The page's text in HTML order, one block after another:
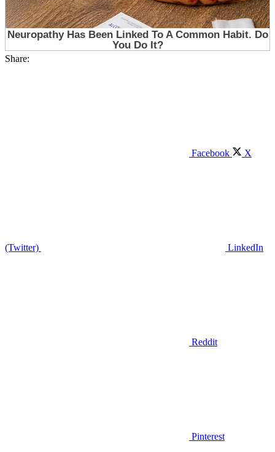
Share:
Facebook X
(Twitter) LinkedIn
Reddit
Pinterest